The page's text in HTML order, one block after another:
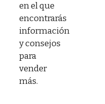
en el que
encontrarás
información
y consejos
para
vender
más.